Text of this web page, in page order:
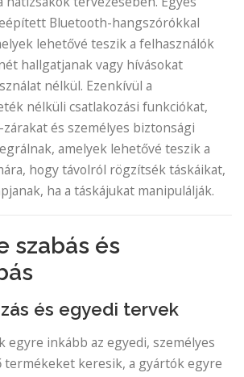
Bluetooth-hangszórókkal
lehetővé teszik a felhasználók
hallgatjanak vagy hívásokat
nélkül. Ezenkívül a
nélküli csatlakozási funkciókat,
és személyes biztonsági
amelyek lehetővé teszik a
hogy távolról rögzítsék táskáikat,
ha a táskájukat manipulálják.
szabás és
és egyedi tervek
egyre inkább az egyedi, személyes
keresik, a gyártók egyre